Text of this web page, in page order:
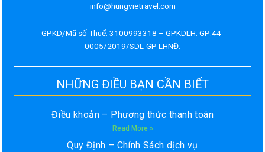
info@hungvietravel.com
GPKD/Mã số Thuế: 3100993318 – GPKDLH: GP:44-
0005/2019/SDL-GP LHNĐ.
NHỮNG ĐIỀU BẠN CẦN BIẾT
Điều khoản – Phương thức thanh toán
Read More »
Quy Định – Chính Sách dịch vụ